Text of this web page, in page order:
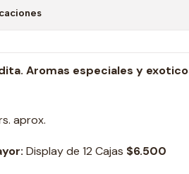
Aromas especiales y
aprox.
Display de 12 Cajas $6.500